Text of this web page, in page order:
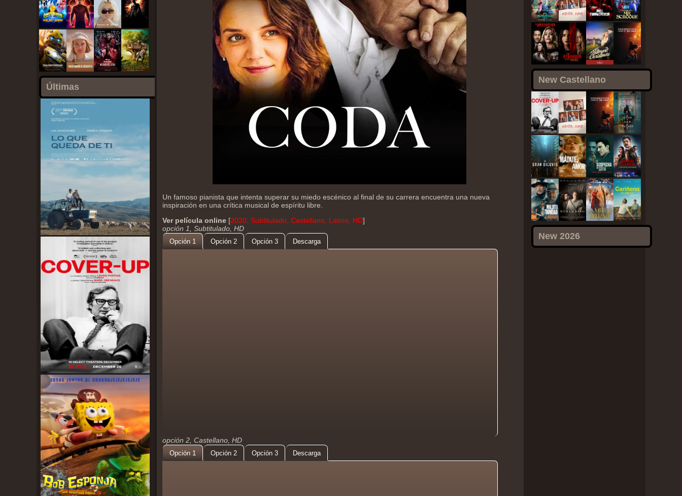
Últimas
New Castellano
New 2026
Un famoso pianista que intenta superar su miedo escénico al final de su carrera encuentra una nueva
inspiración en una crítica musical de espíritu libre.
Ver película online [2020, Subtitulado, Castellano, Latino, HD]
opción 1, Subtitulado, HD
Opción 1 Opción 2 Opción 3 Descarga
opción 2, Castellano, HD
Opción 1 Opción 2 Opción 3 Descarga